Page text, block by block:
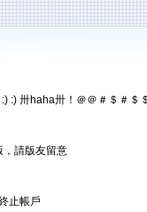
卅haha卅！＠＠＃＄＃＄
，請版友留意
止帳戶